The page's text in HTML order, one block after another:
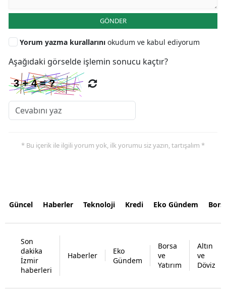
GÖNDER
Yorum yazma kurallarını okudum ve kabul ediyorum
Aşağıdaki görselde işlemin sonucu kaçtır?
* Bu içerik ile ilgili yorum yok, ilk yorumu siz yazın, tartışalım *
Güncel Haberler Teknoloji Kredi Eko Gündem
Son
dakika
İzmir
haberleri
Haberler
Eko
Gündem
Borsa
ve
Yatırım
Altın
ve
Döviz